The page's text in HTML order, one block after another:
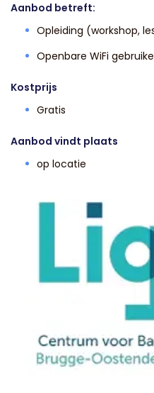
Aanbod betreft:
Opleiding (workshop,
Openbare WiFi
Kostprijs
Gratis
Aanbod vindt plaats
op locatie